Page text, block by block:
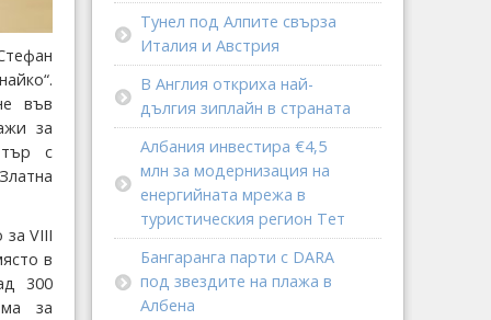
във
за
с
VІІІ
в
300
за
Тунел под Алпите свърза
Италия и Австрия
В Англия откриха най-
дългия зиплайн в страната
Албания инвестира €4,5
млн за модернизация на
енергийната мрежа в
туристическия регион Тет
Бангаранга парти с DARA
под звездите на плажа в
Албена